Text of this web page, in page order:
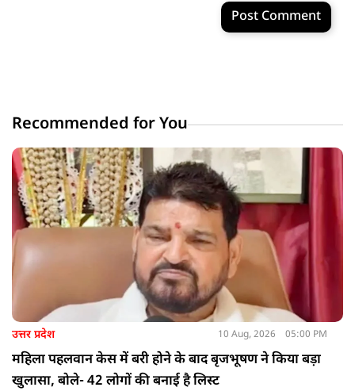
Post Comment
Recommended for You
उत्तर प्रदेश 10 Aug, 2026 05:00 PM
महिला पहलवान केस में बरी होने के बाद बृजभूषण ने किया बड़ा
खुलासा, बोले- 42 लोगों की बनाई है लिस्ट